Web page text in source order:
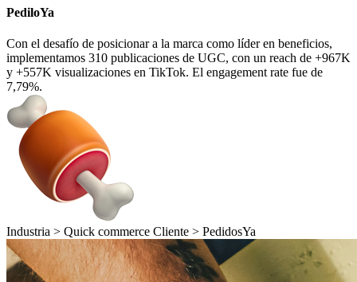
PediloYa
Con el desafío de posicionar a la marca como líder en beneficios,
implementamos 310 publicaciones de UGC, con un reach de +967K
y +557K visualizaciones en TikTok. El engagement rate fue de
7,79%.
Industria > Quick commerce Cliente > PedidosYa